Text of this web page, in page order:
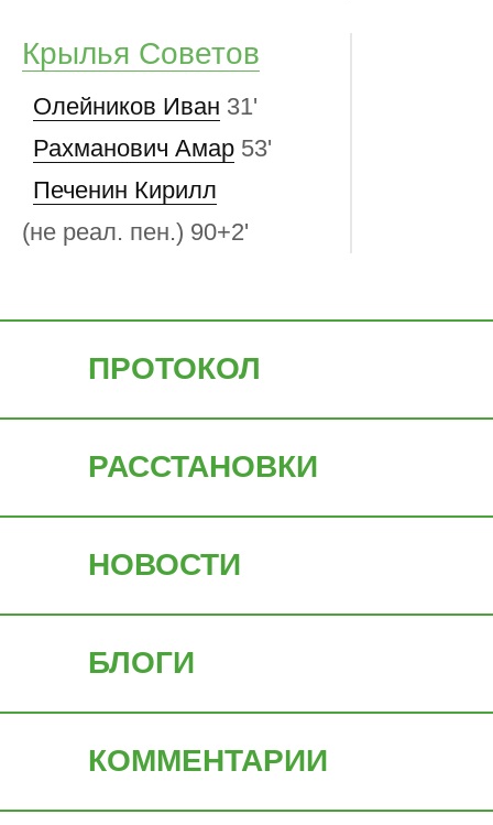
Крылья Советов
Олейников Иван 31'
Рахманович Амар 53'
Печенин Кирилл
(не реал. пен.) 90+2'
ПРОТОКОЛ
РАССТАНОВКИ
НОВОСТИ
БЛОГИ
КОММЕНТАРИИ